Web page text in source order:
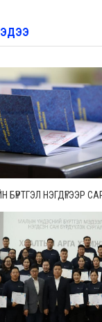
БҮРТГЭЛ НЭГДҮГЭЭР